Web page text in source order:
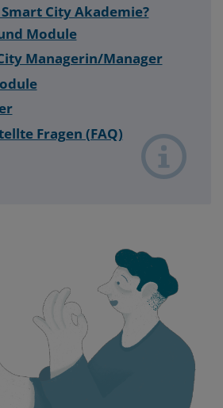
City Akademie?
Module
Managerin/Manager
Fragen (FAQ)